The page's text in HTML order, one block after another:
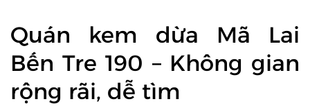
Quán kem dừa Mã Lai
Bến Tre 190 – Không gian
rộng rãi, dễ tìm